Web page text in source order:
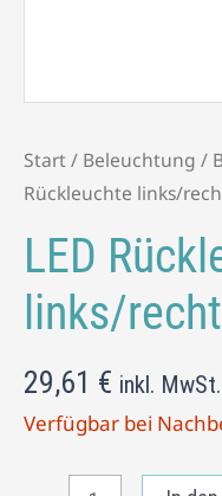
Start/ Beleuchtung /
Rückleuchte links/
LED
links/
29,61 € inkl. MwSt.
Verfügbar bei